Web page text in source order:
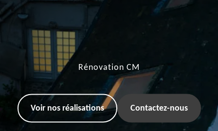
Rénovation CM
Voir nos réalisations Contactez-nous